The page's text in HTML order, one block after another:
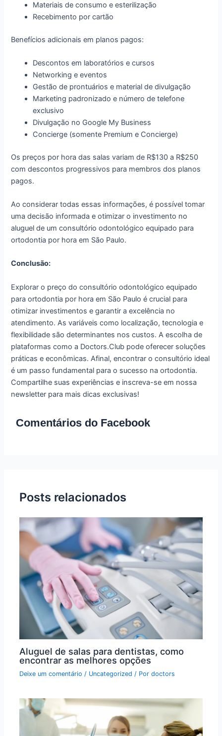
Materiais de consumo e esterilização
Recebimento por cartão
Benefícios adicionais em planos pagos:
Descontos em laboratórios e cursos
Networking e eventos
Gestão de prontuários e material de divulgação
Marketing padronizado e número de telefone
exclusivo
Divulgação no Google My Business
Concierge (somente Premium e Concierge)
Os preços por hora das salas variam de R$130 a R$250
com descontos progressivos para membros dos planos
pagos.
Ao considerar todas essas informações, é possível tomar
uma decisão informada e otimizar o investimento no
aluguel de um consultório odontológico equipado para
ortodontia por hora em São Paulo.
Conclusão:
Explorar o preço do consultório odontológico equipado
para ortodontia por hora em São Paulo é crucial para
otimizar investimentos e garantir a excelência no
atendimento. As variáveis como localização, tecnologia e
flexibilidade são determinantes nos custos. A escolha de
plataformas como a Doctors.Club pode oferecer soluções
práticas e econômicas. Afinal, encontrar o consultório ideal
é um passo fundamental para o sucesso na ortodontia.
Compartilhe suas experiências e inscreva-se em nossa
newsletter para mais dicas exclusivas!
Comentários do Facebook
Posts relacionados
Aluguel de salas para dentistas, como
encontrar as melhores opções
Deixe um comentário / Uncategorized / Pordoctors